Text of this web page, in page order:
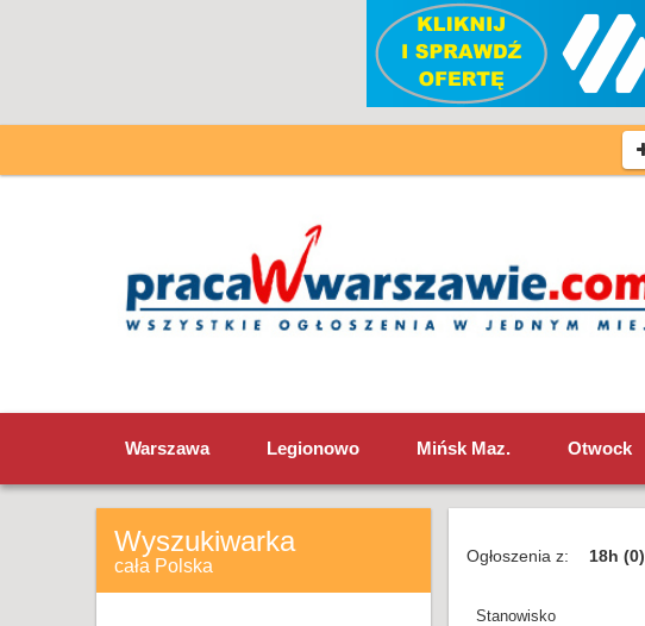
Warszawa Legionowo Mińsk Maz. Otwock
Wyszukiwarka
cała Polska Ogłoszenia z: 18h (0)
Stanowisko